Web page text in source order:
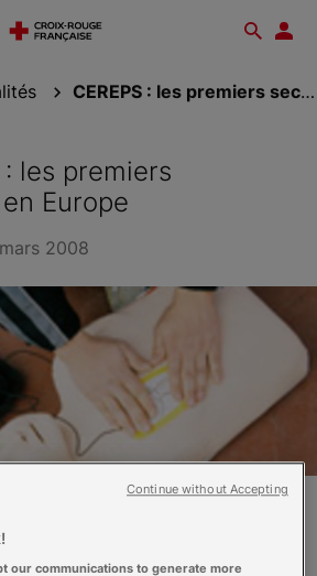
CEREPS : les premiers secours en Europe
: les premiers
Europe
2008
française assure à
5 ans la gestion du centre
our communications to generate more
Continue without Accepting